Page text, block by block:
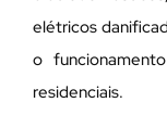
elétricos
o
residenciais.